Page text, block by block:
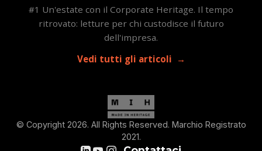
#1 Un'estate con il Corporate Heritage. Il tempo
ritrovato: letture per chi custodisce il futuro
dell'impresa.
Vedi tutti gli articoli
© Copyright 2026. All Rights Reserved. Marchio Registrato
2021.